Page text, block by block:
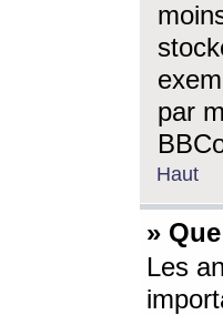
par
Haut
»
Les